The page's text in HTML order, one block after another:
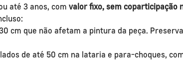
até 3 anos, com valor fixo, sem coparticipação
cm que não afetam a pintura da peça.
de até 50 cm na lataria e para-choques,